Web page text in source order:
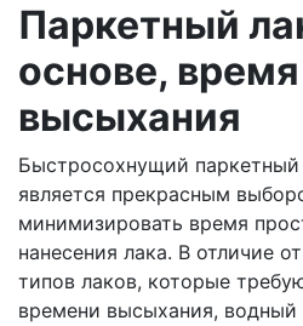
Паркетный
основе, время
высыхания
Быстросохнущий
является прекрасным
минимизировать время
нанесения лака. В отличие
типов лаков, которые
времени высыхания, водный